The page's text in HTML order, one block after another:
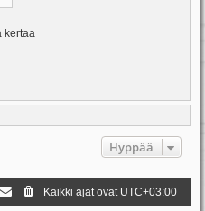
kertaa
Hyppää
Kaikki ajat ovat UTC+03:00